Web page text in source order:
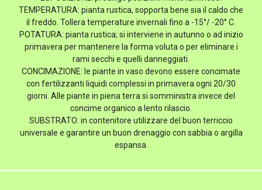
TEMPERATURA: pianta rustica, sopporta bene sia il caldo che
il freddo. Tollera temperature invernali fino a -15°/ -20° C.
POTATURA: pianta rustica; si interviene in autunno o ad inizio
primavera per mantenere la forma voluta o per eliminare i
rami secchi e quelli danneggiati.
CONCIMAZIONE: le piante in vaso devono essere concimate
con fertilizzanti liquidi complessi in primavera ogni 20/30
giorni. Alle piante in piena terra si somministra invece del
concime organico a lento rilascio.
SUBSTRATO: in contenitore utilizzare del buon terriccio
universale e garantire un buon drenaggio con sabbia o argilla
espansa.